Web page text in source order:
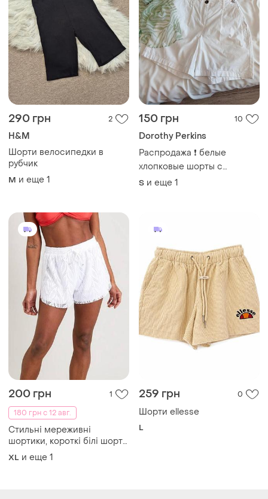
290 грн 2
H&M
Шорти велосипедки в
рубчик
M и еще 1
150 грн 10
Dorothy Perkins
Распродажа ❗ белые
хлопковые шорты с
вытачками dorothy perkins s
S и еще 1
200 грн
1
180 грн с 12 авг.
Стильні мереживні
шортики, короткі білі шорти
мереживо
XL и еще 1
259 грн 0
Шорти ellesse
L